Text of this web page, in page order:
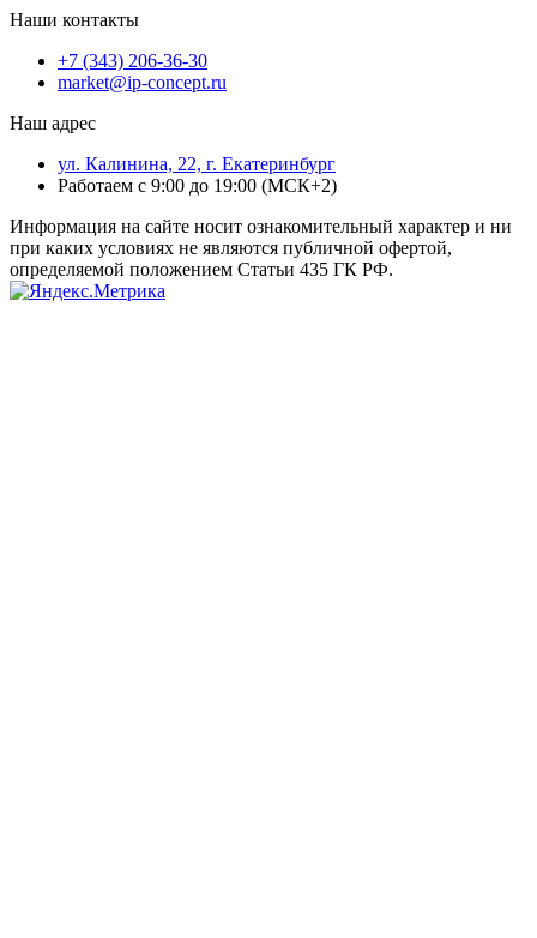
Наши контакты
+7 (343) 206-36-30
market@ip-concept.ru
Наш адрес
ул. Калинина, 22, г. Екатеринбург
Работаем с 9:00 до 19:00 (МСК+2)
Информация на сайте носит ознакомительный характер и ни
при каких условиях не являются публичной офертой,
определяемой положением Статьи 435 ГК РФ.